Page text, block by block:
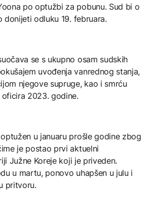
po optužbi za pobunu. Sud bi o
donijeti odluku 19. februara.
se s ukupno osam sudskih
uvođenja vanrednog stanja,
njegove supruge, kao i smrću
2023. godine.
u januaru prošle godine zbog
je postao prvi aktuelni
Južne Koreje koji je priveden.
u martu, ponovo uhapšen u julu i
pritvoru.